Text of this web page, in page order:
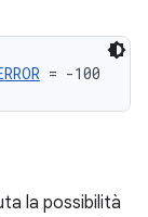
= -100
la possibilità